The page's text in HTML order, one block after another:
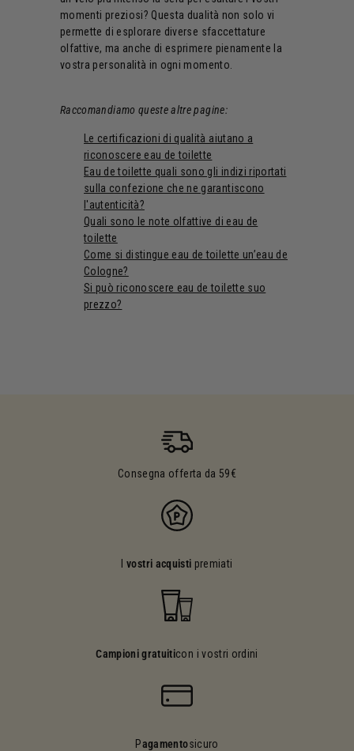
momenti preziosi? Questa dualità non solo vi
permette di esplorare diverse sfaccettature
olfattive, ma anche di esprimere pienamente la
vostra personalità in ogni momento.
Raccomandiamo queste altre pagine:
Le certificazioni di qualità aiutano a
riconoscere eau de toilette
Eau de toilette quali sono gli indizi riportati
sulla confezione che ne garantiscono
l'autenticità?
Quali sono le note olfattive di eau de
toilette
Come si distingue eau de toilette un’eau de
Cologne?
Si può riconoscere eau de toilette suo
prezzo?
Consegna offerta da 59€
Ivostri acquisti premiati
Campioni gratuiticon i vostri ordini
Pagamentosicuro